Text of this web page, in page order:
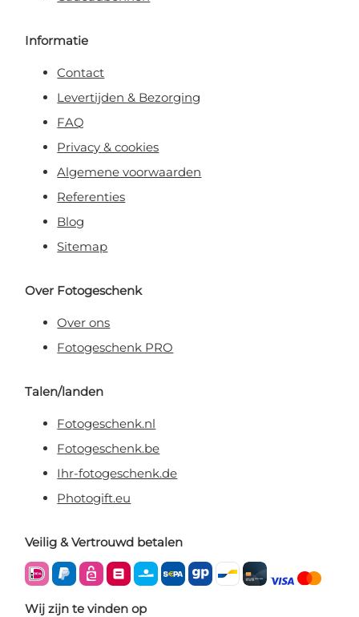
Informatie
Contact
Levertijden & Bezorging
FAQ
Privacy & cookies
Algemene voorwaarden
Referenties
Blog
Sitemap
Over Fotogeschenk
Over ons
Fotogeschenk PRO
Talen/landen
Fotogeschenk.nl
Fotogeschenk.be
Ihr-fotogeschenk.de
Photogift.eu
Veilig & Vertrouwd betalen
Wij zijn te vinden op